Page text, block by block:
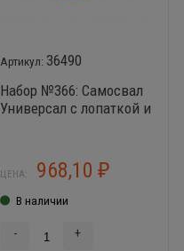
36490
Набор №366: Самосвал
Универсал с лопаткой и
ЦЕНА: 968,10₽
В наличии
- +